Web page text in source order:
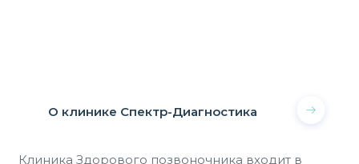
О клинике Спектр-Диагностика
Клиника Здорового позвоночника входит в